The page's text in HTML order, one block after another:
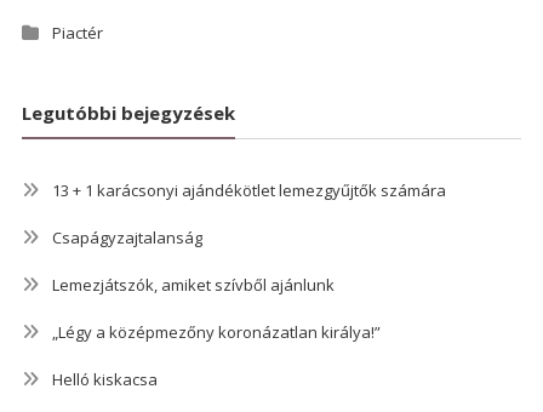
Piactér
Legutóbbi bejegyzések
13 + 1 karácsonyi ajándékötlet lemezgyűjtők számára
Csapágyzajtalanság
Lemezjátszók, amiket szívből ajánlunk
„Légy a középmezőny koronázatlan királya!”
Helló kiskacsa